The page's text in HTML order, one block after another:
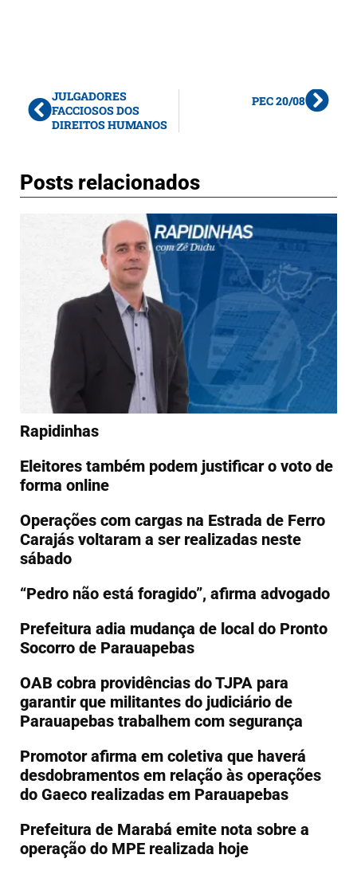
JULGADORES
FACCIOSOS DOS
DIREITOS HUMANOS
PEC 20/08
Posts relacionados
Rapidinhas
Eleitores também podem justificar o voto de
Operações com cargas na Estrada de Ferro
Carajás voltaram a ser realizadas neste
sábado
“Pedro não está foragido”, afirma advogado
Prefeitura adia mudança de local do Pronto
Socorro de Parauapebas
OAB cobra providências do TJPA para
garantir que militantes do judiciário de
Parauapebas trabalhem com segurança
Promotor afirma em coletiva que haverá
desdobramentos em relação às operações
do Gaeco realizadas em Parauapebas
Prefeitura de Marabá emite nota sobre a
operação do MPE realizada hoje